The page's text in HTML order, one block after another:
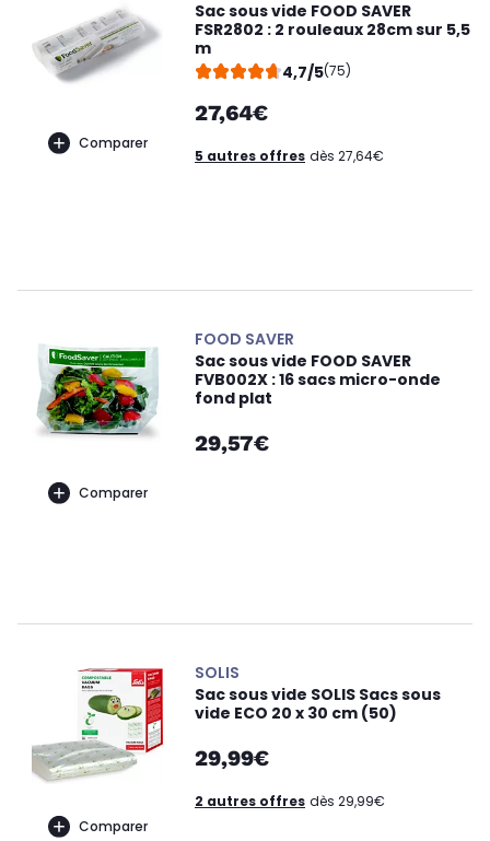
Comparer
Sac sous vide FOOD SAVER
FSR2802 : 2 rouleaux 28cm sur 5,5
m
4,7/5(75)
27,64€
5 autres offres dès 27,64€
Comparer
FOOD SAVER
Sac sous vide FOOD SAVER
FVB002X : 16 sacs micro-onde
fond plat
29,57€
Comparer
SOLIS
Sac sous vide SOLIS Sacs sous
vide ECO 20 x 30 cm (50)
29,99€
2 autres offres dès 29,99€